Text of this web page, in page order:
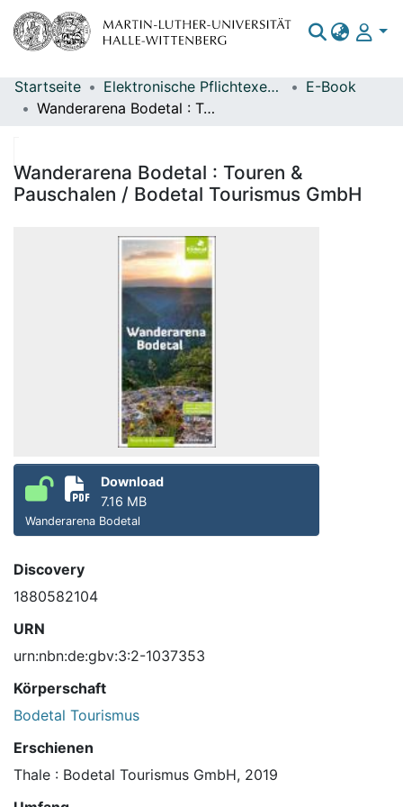
Bereiche & Sammlungen
Statistiken
Startseite Elektronische Pflichtexemplare
E-Book
Wanderarena Bodetal : Touren & Pauschalen / Bodetal Tourismus GmbH
Wanderarena Bodetal : Touren &
Pauschalen / Bodetal Tourismus GmbH
Download
7.16 MB
Wanderarena Bodetal
Discovery
1880582104
URN
urn:nbn:de:gbv:3:2-1037353
Körperschaft
Bodetal Tourismus
Erschienen
Thale : Bodetal Tourismus GmbH, 2019